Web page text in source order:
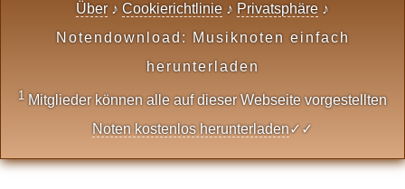
Über ♪ Cookierichtlinie ♪ Privatsphäre ♪
Notendownload: Musiknoten einfach
herunterladen
1 Mitglieder können alle auf dieser Webseite vorgestellten
Noten kostenlos herunterladen✓✓